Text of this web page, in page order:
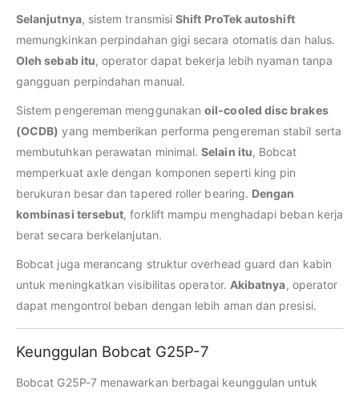
Selanjutnya, sistem transmisiShift ProTek autoshift
memungkinkan perpindahan gigi secara otomatis dan halus.
Oleh sebab itu, operator dapat bekerja lebih nyaman tanpa
gangguan perpindahan manual.
Sistem pengereman menggunakanoil-cooled disc brakes
(OCDB) yang memberikan performa pengereman stabil serta
membutuhkan perawatan minimal.Selain itu, Bobcat
memperkuat axle dengan komponen seperti king pin
berukuran besar dan tapered roller bearing. Dengan
kombinasi tersebut, forklift mampu menghadapi beban kerja
berat secara berkelanjutan.
Bobcat juga merancang struktur overhead guard dan kabin
untuk meningkatkan visibilitas operator. Akibatnya, operator
dapat mengontrol beban dengan lebih aman dan presisi.
Keunggulan Bobcat G25P-7
Bobcat G25P-7 menawarkan berbagai keunggulan untuk